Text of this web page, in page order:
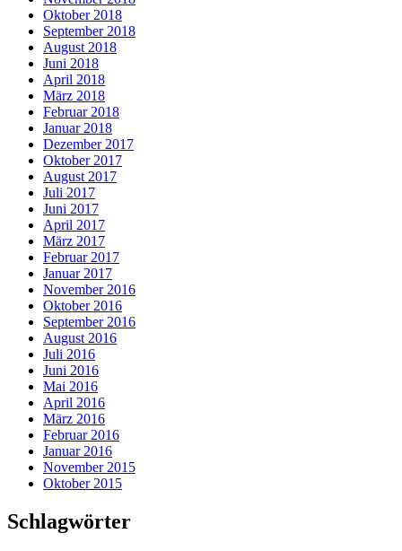
Oktober 2018
September 2018
August 2018
Juni 2018
April 2018
März 2018
Februar 2018
Januar 2018
Dezember 2017
Oktober 2017
August 2017
Juli 2017
Juni 2017
April 2017
März 2017
Februar 2017
Januar 2017
November 2016
Oktober 2016
September 2016
August 2016
Juli 2016
Juni 2016
Mai 2016
April 2016
März 2016
Februar 2016
Januar 2016
November 2015
Oktober 2015
Schlagwörter